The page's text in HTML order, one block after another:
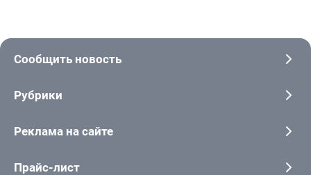
Сообщить новость
Рубрики
Реклама на сайте
Прайс-лист